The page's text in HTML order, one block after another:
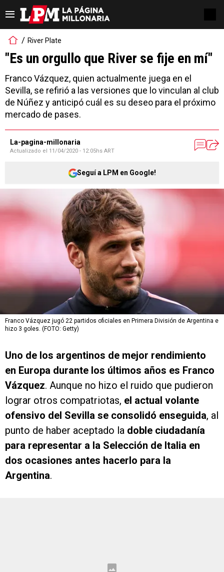
River Plate
"Es un orgullo que River se fije en mí"
Franco Vázquez, quien actualmente juega en el
Sevilla, se refirió a las versiones que lo vinculan al club
de Núñez y anticipó cuál es su deseo para el próximo
mercado de pases.
La-pagina-millonaria
Actualizado el 11/04/2020 - 12:05hs ART
Seguí a LPM en Google!
Franco Vázquez jugó 22 partidos oficiales en Primera División de Argentina e
hizo 3 goles. (FOTO: Getty)
Uno de los argentinos de mejor rendimiento
en Europa durante los últimos años es Franco
Vázquez. Aunque no hizo el ruido que pudieron
lograr otros compatriotas, el actual volante
ofensivo del Sevilla se consolidó enseguida, al
punto de haber aceptado la doble ciudadanía
para representar a la Selección de Italia en
dos ocasiones antes hacerlo para la
Argentina.